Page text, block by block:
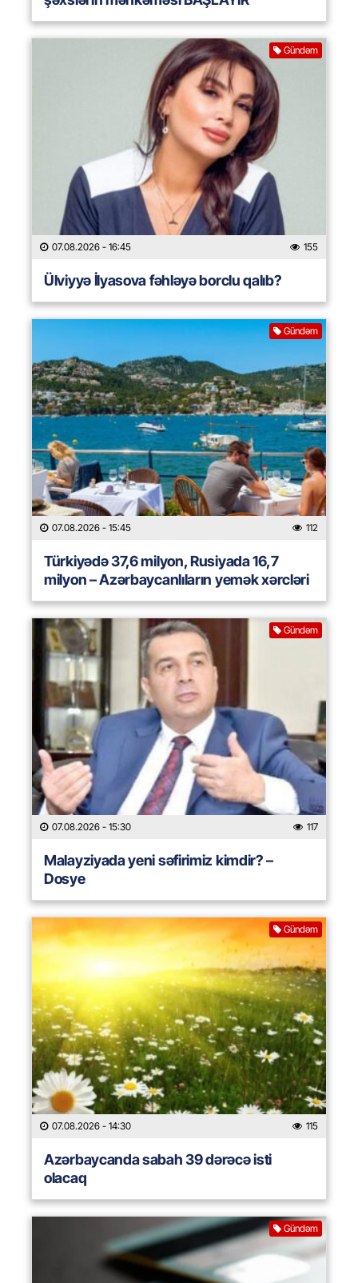
Gündəm
07.08.2026 - 16:45 155
Ülviyyə İlyasova fəhləyə borclu qalıb?
Gündəm
07.08.2026 - 15:45 112
Türkiyədə 37,6 milyon, Rusiyada 16,7
milyon – Azərbaycanlıların yemək xərcləri
Gündəm
07.08.2026 - 15:30 117
Malayziyada yeni səfirimiz kimdir? –
Dosye
Gündəm
07.08.2026 - 14:30 115
Azərbaycanda sabah 39 dərəcə isti
olacaq
Gündəm